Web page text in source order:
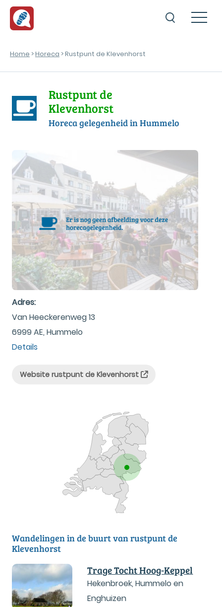
Home >Horeca > Rustpunt de Klevenhorst
Rustpunt de
Klevenhorst
Horeca gelegenheid in Hummelo
Adres:
Van Heeckerenweg 13
6999 AE, Hummelo
Details
Website rustpunt de Klevenhorst
Wandelingen in de buurt van rustpunt de
Klevenhorst
Trage Tocht Hoog-Keppel
Hekenbroek, Hummelo en
Enghuizen